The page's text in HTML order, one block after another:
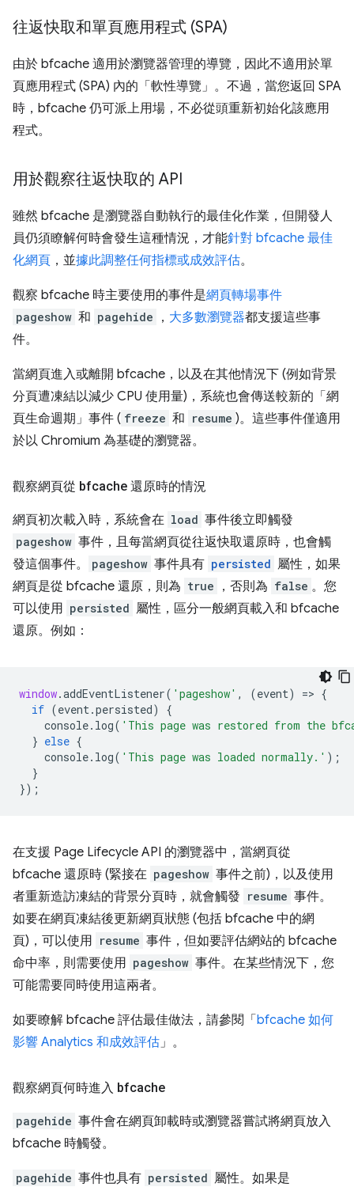
往返快取和單頁應用程式 (SPA)
由於 bfcache 適用於瀏覽器管理的導覽，因此不適用於單
頁應用程式 (SPA) 內的「軟性導覽」。不過，當您返回 SPA
時，bfcache 仍可派上用場，不必從頭重新初始化該應用
程式。
用於觀察往返快取的 API
雖然 bfcache 是瀏覽器自動執行的最佳化作業，但開發人
員仍須瞭解何時會發生這種情況，才能針對 bfcache 最佳
化網頁 ，並據此調整任何指標或成效評估。
觀察 bfcache 時主要使用的事件是網頁轉場事件
pageshow 和 pagehide ， 大多數瀏覽器都支援這些事
件。
當網頁進入或離開 bfcache，以及在其他情況下 (例如背景
分頁遭凍結以減少 CPU 使用量)，系統也會傳送較新的「網
頁生命週期」 事件 ( freeze 和 resume )。這些事件僅適用
於以 Chromium 為基礎的瀏覽器。
觀察網頁從 bfcache 還原時的情況
網頁初次載入時，系統會在 load 事件後立即觸發
pageshow 事件，且每當網頁從往返快取還原時，也會觸
發這個事件。
pageshow 事件具有 persisted 屬性，如果
網頁是從 bfcache 還原，則為 true ，否則為 false 。您
可以使用 persisted 屬性，區分一般網頁載入和 bfcache
還原。例如：
window.addEventListener( 'pageshow' , (event) => {
if (event.persisted)
{
console. log( 'This page was restored from the
} else {
console. log( 'This page was loaded normally.' );
}
});
在支援 Page Lifecycle API 的瀏覽器中，當網頁從
bfcache 還原時 (緊接在 pageshow 事件之前)，以及使用
者重新造訪凍結的背景分頁時，就會觸發 resume 事件。
如要在網頁凍結後更新網頁狀態 (包括 bfcache 中的網
頁)，可以使用 resume 事件，但如要評估網站的 bfcache
命中率，則需要使用 pageshow 事件。在某些情況下，您
可能需要同時使用這兩者。
如要瞭解 bfcache 評估最佳做法，請參閱「 bfcache 如何
影響 Analytics 和成效評估」。
觀察網頁何時進入 bfcache
pagehide 事件會在網頁卸載時或瀏覽器嘗試將網頁放入
bfcache 時觸發。
pagehide 事件也具有 persisted 屬性。如果是